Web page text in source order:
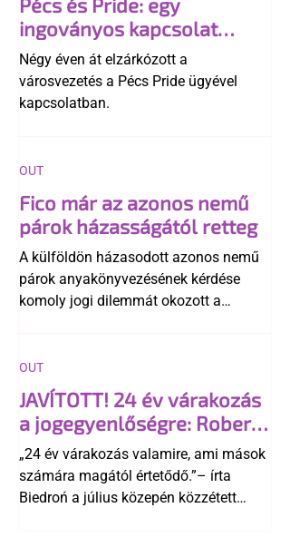
ingoványos kapcsolat
története
Négy éven át elzárkózott a
városvezetés a Pécs Pride ügyével
kapcsolatban.
Fico már az azonos nemű
párok házasságától retteg
A külföldön házasodott azonos nemű
párok anyakönyvezésének kérdése
komoly jogi dilemmát okozott a
egyértelműen tiltja a házasságuk
elismerését. Közben az ellenzéken belül
is vita robbant ki arról, hogy vissza
kellene-e vonni a kormány konzervatív
alkotmánymódosítását
OUT
JAVÍTOTT! 24 év várakozás
a jogegyenlőségre: Robert
Biedroń megindító üzenete
a lengyel bejegyzett
élettársi kapcsolatokért
„24 év várakozás valamire, ami mások
számára magától értetődő.”– írta
Biedroń a július közepén közzétett
OUT